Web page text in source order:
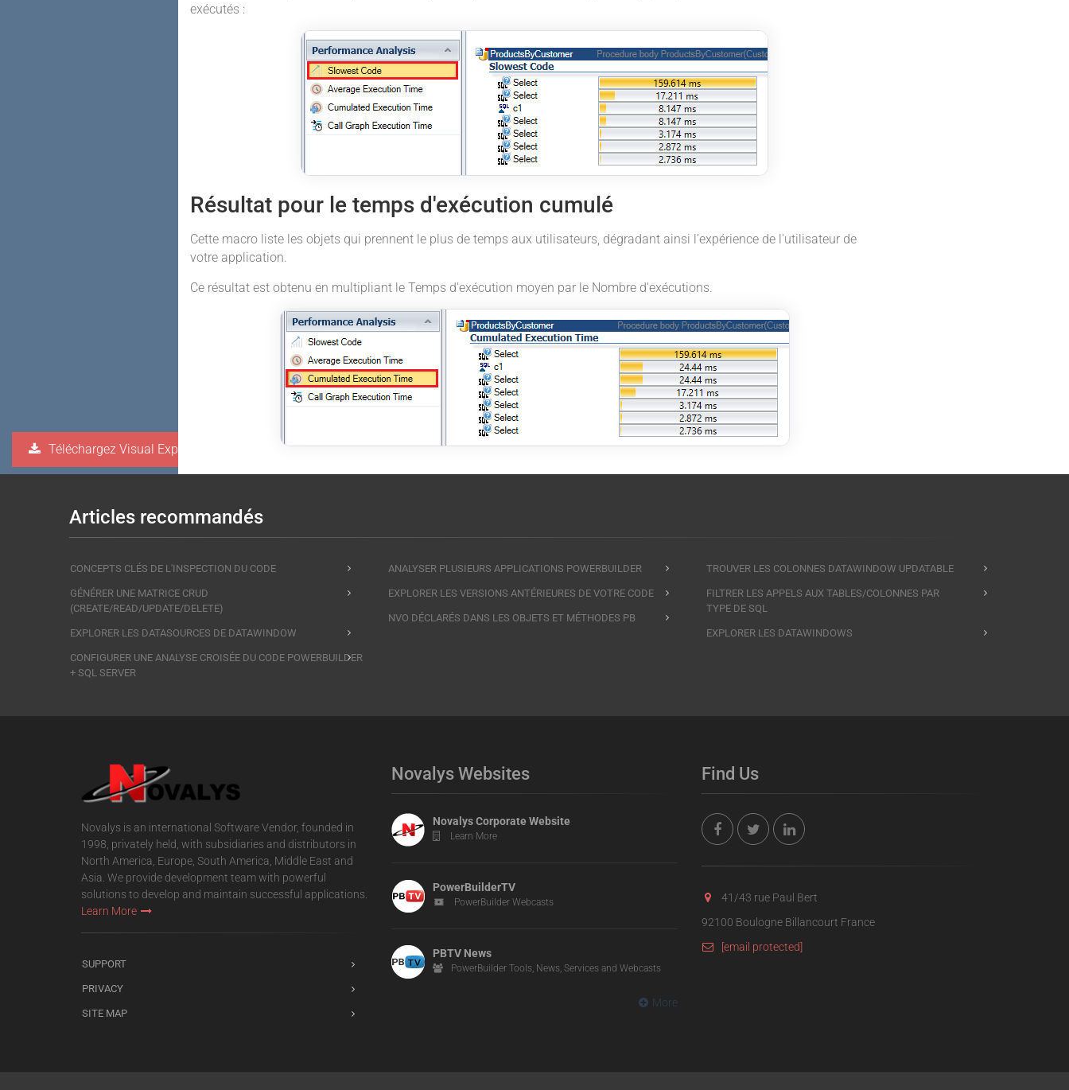
exécutés :
Résultat pour le temps d'exécution cumulé
Cette macro liste les objets qui prennent le plus de temps aux utilisateurs, dégradant ainsi l'expérience de l'utilisateur de
votre application.
Ce résultat est obtenu en multipliant le Temps d'exécution moyen par le Nombre d'exécutions.
Téléchargez Visual Expert
Articles recommandés
CONCEPTS CLÉS DE L'INSPECTION DU CODE
GÉNÉRER UNE MATRICE CRUD
(CREATE/READ/UPDATE/DELETE)
EXPLORER LES DATASOURCES DE DATAWINDOW
CONFIGURER UNE ANALYSE CROISÉE DU CODE POWERBUILDER
+ SQL SERVER
ANALYSER PLUSIEURS APPLICATIONS POWERBUILDER
EXPLORER LES VERSIONS ANTÉRIEURES DE VOTRE CODE
NVO DÉCLARÉS DANS LES OBJETS ET MÉTHODES PB
TROUVER LES COLONNES DATAWINDOW UPDATABLE
FILTRER LES APPELS AUX TABLES/COLONNES PAR
TYPE DE SQL
EXPLORER LES DATAWINDOWS
Novalys is an international Software Vendor, founded in
1998, privately held, with subsidiaries and distributors in
North America, Europe, South America, Middle East and
Asia. We provide development team with powerful
solutions to develop and maintain successful applications.
Learn More
SUPPORT
PRIVACY
SITE MAP
Novalys Websites
Novalys Corporate Website
Learn More
PowerBuilderTV
PowerBuilder Webcasts
PBTV News
PowerBuilder Tools, News, Services and Webcasts
More
Find Us
41/43 rue Paul Bert
92100 Boulogne Billancourt France
[email protected]